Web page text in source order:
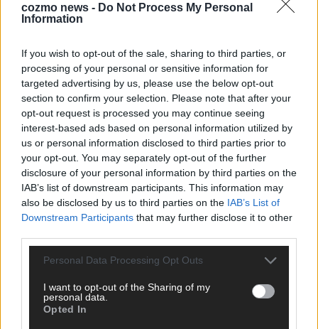
cozmo news - Do Not Process My Personal
Information
If you wish to opt-out of the sale, sharing to third parties, or
processing of your personal or sensitive information for
targeted advertising by us, please use the below opt-out
section to confirm your selection. Please note that after your
opt-out request is processed you may continue seeing
interest-based ads based on personal information utilized by
us or personal information disclosed to third parties prior to
your opt-out. You may separately opt-out of the further
disclosure of your personal information by third parties on the
IAB’s list of downstream participants. This information may
also be disclosed by us to third parties on the IAB’s List of
Downstream Participants that may further disclose it to other
Personal Data Processing Opt Outs
I want to opt-out of the Sharing of my
personal data.
Opted In
CHECK UNS AUF FACEBOOK